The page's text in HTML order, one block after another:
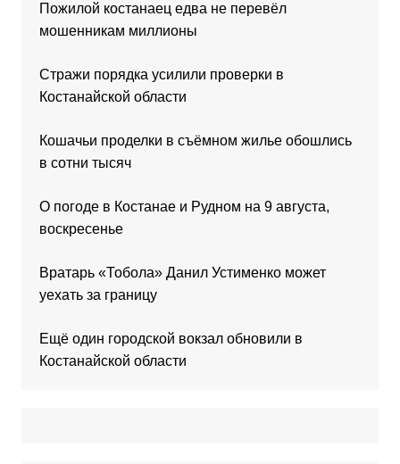
Пожилой костанаец едва не перевёл
мошенникам миллионы
Стражи порядка усилили проверки в
Костанайской области
Кошачьи проделки в съёмном жилье обошлись
в сотни тысяч
О погоде в Костанае и Рудном на 9 августа,
воскресенье
Вратарь «Тобола» Данил Устименко может
уехать за границу
Ещё один городской вокзал обновили в
Костанайской области